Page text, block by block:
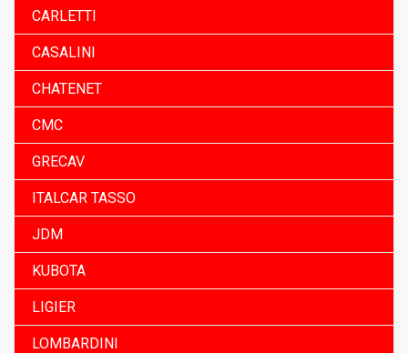
CARLETTI
CASALINI
CHATENET
CMC
GRECAV
ITALCAR TASSO
JDM
KUBOTA
LIGIER
LOMBARDINI